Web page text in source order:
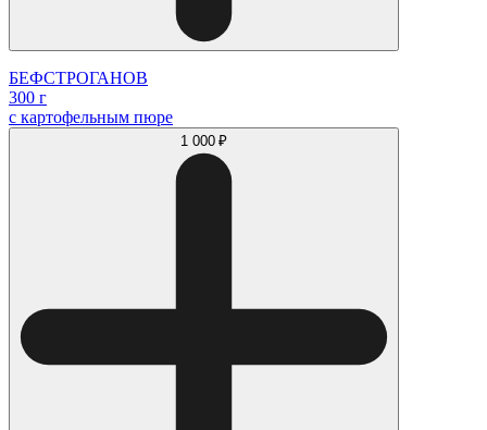
БЕФСТРОГАНОВ
300 г
с картофельным пюре
1 000 ₽